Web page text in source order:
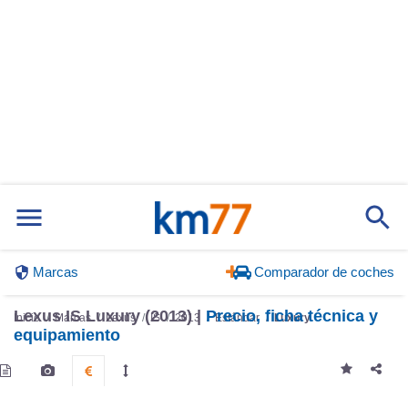
Marcas Comparador de coches
Inicio Marcas Lexus IS 2013 Estándar Luxury
Lexus IS Luxury (2013) | Precio, ficha técnica y
equipamiento